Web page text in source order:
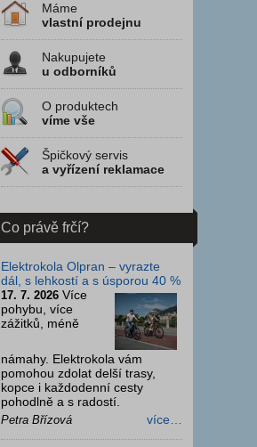
Máme
vlastní prodejnu
Nakupujete
u odborníků
O produktech
víme vše
Špičkový servis
a vyřízení reklamace
Co právě frčí?
Elektrokola Olpran – vyrazte
dál, s lehkostí a s úsporou 40 %
17. 7. 2026 Více
pohybu, více
zážitků, méně
námahy. Elektrokola vám
pomohou zdolat delší trasy,
kopce i každodenní cesty
pohodlně a s radostí.
Petra Břízová více…